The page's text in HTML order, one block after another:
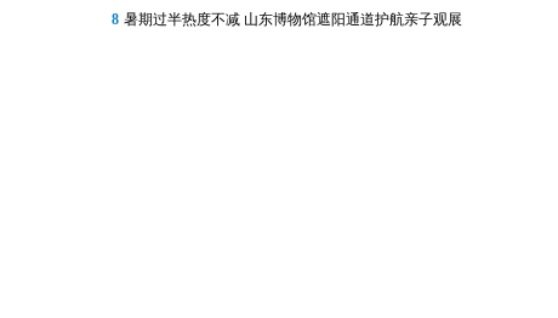
8 暑期过半热度不减 山东博物馆遮阳通道护航亲子观展